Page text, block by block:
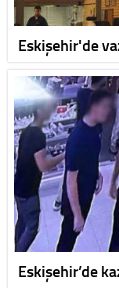
Eskişehir'de
Eskişehir’de